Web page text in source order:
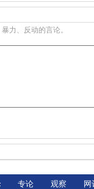
力、反动的言论。
专论
观察
网